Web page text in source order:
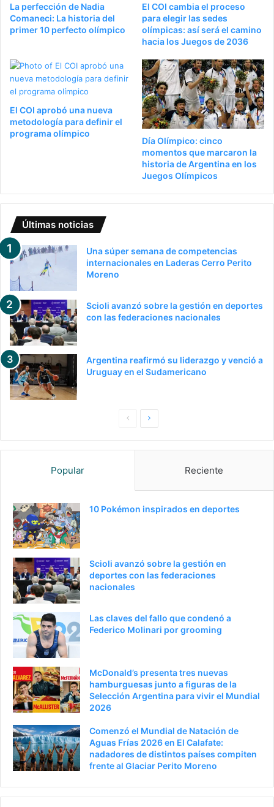
La perfección de Nadia
Comaneci: La historia del
primer 10 perfecto olímpico
El COI cambia el proceso
para elegir las sedes
olímpicas: así será el camino
hacia los Juegos de 2036
El COI aprobó una nueva
metodología para definir el
programa olímpico
Día Olímpico: cinco
momentos que marcaron la
historia de Argentina en los
Juegos Olímpicos
Últimas noticias
Una súper semana de competencias
internacionales en Laderas Cerro Perito
Moreno
Scioli avanzó sobre la gestión en deportes
con las federaciones nacionales
Argentina reafirmó su liderazgo y venció a
Uruguay en el Sudamericano
PaginaSiguiente
Popular Reciente
10 Pokémon inspirados en deportes
Scioli avanzó sobre la gestión en
deportes con las federaciones
nacionales
Las claves del fallo que condenó a
Federico Molinari por grooming
McDonald’s presenta tres nuevas
hamburguesas junto a figuras de la
Selección Argentina para vivir el Mundial
2026
Comenzó el Mundial de Natación de
Aguas Frías 2026 en El Calafate:
nadadores de distintos países compiten
frente al Glaciar Perito Moreno